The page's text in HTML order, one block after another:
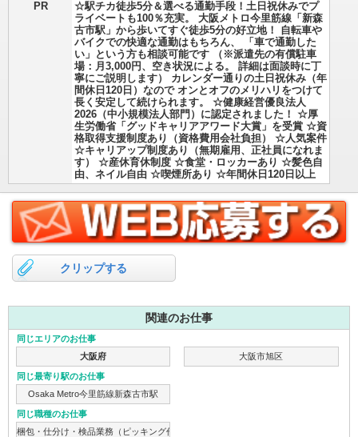
PR
☆駅チカ徒歩5分＆選べる通勤手段！土日祝休みでプ
ライベートも100％充実。 大阪メトロ今里筋線「新森
古市駅」から歩いてすぐ徒歩5分の好立地！ 自転車や
バイクでの快適な通勤はもちろん、 「車で通勤した
い」という方も相談可能です （※派遣先の有償駐車
場：月3,000円、空き状況による。 詳細は面談時に丁
寧にご説明します） カレンダー通りの土日祝休み（年
間休日120日）なので オンとオフのメリハリをつけて
長く安定して続けられます。 ☆健康経営優良法人
2026（中小規模法人部門）に認定されました！ ☆厚
生労働省「グッドキャリアアワード大賞」を受賞 ☆資
格取得支援制度あり（資格費用会社負担） ☆人気案件
☆キャリアップ制度あり（無期雇用、正社員になれま
す） ☆産休育休制度 ☆食堂・ロッカーあり ☆髪色自
由、ネイル自由 ☆喫煙所あり ☆年間休日120日以上
クリップする
関連のお仕事
同じエリアのお仕事
大阪府
大阪市旭区
同じ最寄り駅のお仕事
Osaka Metro今里筋線新森古市駅
同じ職種のお仕事
梱包・仕分け・検品業務（ピッキング作業）